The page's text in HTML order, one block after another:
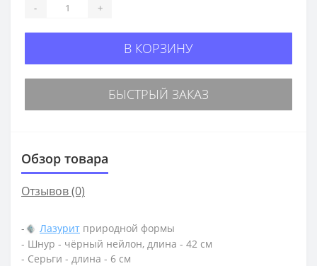
- +
В КОРЗИНУ
БЫСТРЫЙ ЗАКАЗ
Обзор товара
Отзывов (0)
- Лазурит природной формы
- Шнур - чёрный нейлон, длина - 42 см
- Серьги - длина - 6 см